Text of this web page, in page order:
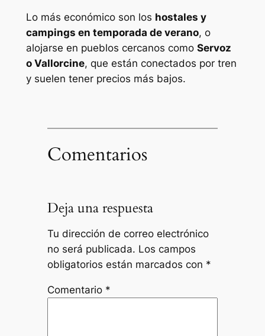
Lo más económico son los hostales y
campings en temporada de verano, o
alojarse en pueblos cercanos como Servoz
o Vallorcine, que están conectados por tren
y suelen tener precios más bajos.
Comentarios
Deja una respuesta
Tu dirección de correo electrónico
no será publicada. Los campos
obligatorios están marcados con *
Comentario *